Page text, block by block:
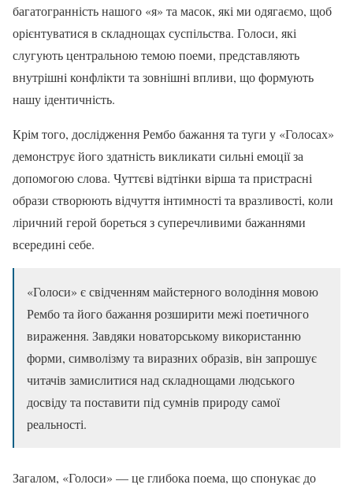
багатогранність нашого «я» та масок, які ми одягаємо, щоб
орієнтуватися в складнощах суспільства. Голоси, які
слугують центральною темою поеми, представляють
внутрішні конфлікти та зовнішні впливи, що формують
нашу ідентичність.
Крім того, дослідження Рембо бажання та туги у «Голосах»
демонструє його здатність викликати сильні емоції за
допомогою слова. Чуттєві відтінки вірша та пристрасні
образи створюють відчуття інтимності та вразливості, коли
ліричний герой бореться з суперечливими бажаннями
всередині себе.
«Голоси» є свідченням майстерного володіння мовою
Рембо та його бажання розширити межі поетичного
вираження. Завдяки новаторському використанню
форми, символізму та виразних образів, він запрошує
читачів замислитися над складнощами людського
досвіду та поставити під сумнів природу самої
реальності.
Загалом, «Голоси» — це глибока поема, що спонукає до